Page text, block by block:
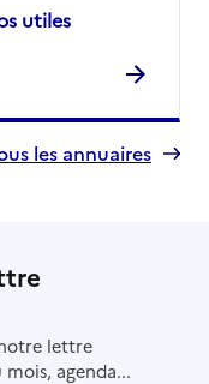
utiles
les annuaires
lettre
agenda...